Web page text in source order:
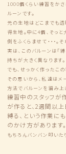
1000個くらい練習をかさ
ルーンです。
元の生地はどこまでも
得生地。中に4個、そっ
側をふくらませて・・・。
実は、このバルーンは「
持ちが大きく異なります。
でも、せっかく作ったこ
その思いから、私達はメ
方法でバルーンを編み上
練習中のスタッフが
が作ると、2週間以上
縛る、という作業に
のかけ方があります。
もちろんバンバン叩いた